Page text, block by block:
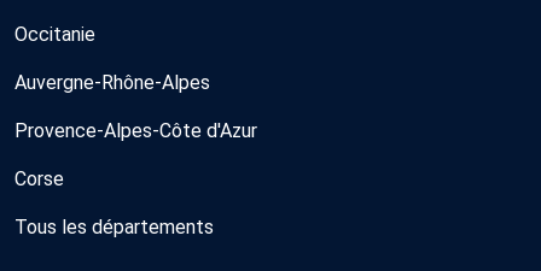
Occitanie
Auvergne-Rhône-Alpes
Provence-Alpes-Côte d'Azur
Corse
Tous les départements